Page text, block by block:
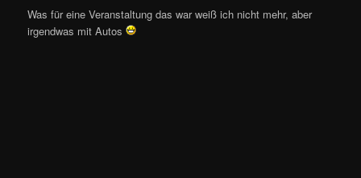
Was für eine Veranstaltung das war weiß ich nicht mehr, aber
irgendwas mit Autos